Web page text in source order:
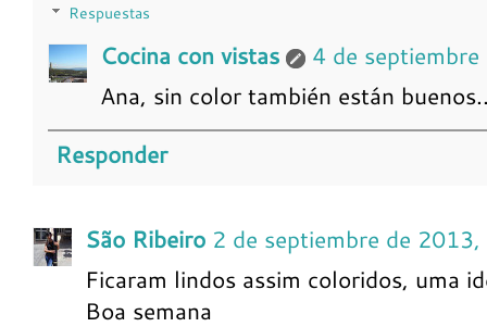
Respuestas
Cocina con vistas
4 de
Ana, sin color también están
Responder
São Ribeiro 2 de septiembre de
Ficaram lindos assim coloridos, uma
Boa semana